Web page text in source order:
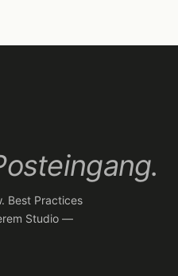
Best Practices
Studio —